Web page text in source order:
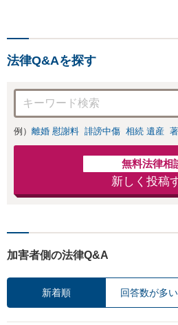
法律Q&Aを探す
例） 離婚 慰謝料 誹謗中傷 相続 遺産
無料法律相
新しく投稿
加害者側の法律Q&A
新着順 回答数が多